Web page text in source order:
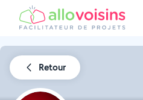
Retour